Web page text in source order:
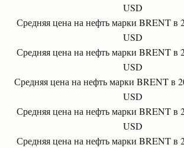
USD
Средняя цена на нефть марки BRENT в
USD
Средняя цена на нефть марки BRENT в
USD
Средняя цена на нефть марки BRENT в
USD
Средняя цена на нефть марки BRENT в
USD
Средняя цена на нефть марки BRENT в